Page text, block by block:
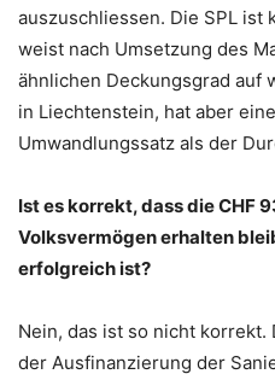
auszuschliessen. Die SPL ist
weist nach Umsetzung des
ähnlichen Deckungsgrad auf
in Liechtenstein, hat aber
Umwandlungssatz als der
Ist es korrekt, dass die CHF
Volksvermögen erhalten
erfolgreich ist?
Nein, das ist so nicht
der Ausfinanzierung der